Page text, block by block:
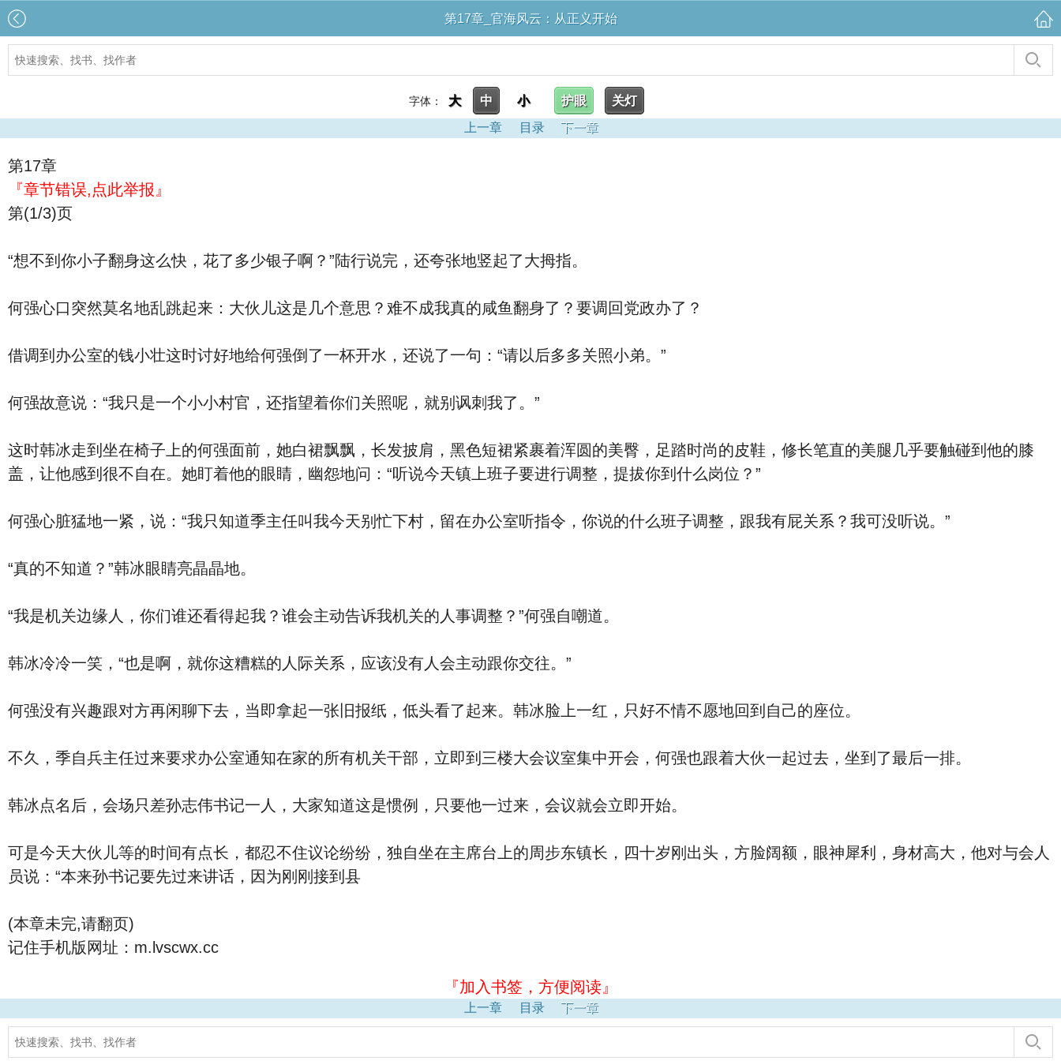
第17章_官海风云：从正义开始
字体： 大 中 小 护眼
关灯
上一章
目录 下一章
第17章
『章节错误,点此举报』
第(1/3)页
“想不到你小子翻身这么快，花了多少银子啊？”陆行说完，还夸张地竖起了大拇指。
何强心口突然莫名地乱跳起来：大伙儿这是几个意思？难不成我真的咸鱼翻身了？要调回党政办了？
借调到办公室的钱小壮这时讨好地给何强倒了一杯开水，还说了一句：“请以后多多关照小弟。”
何强故意说：“我只是一个小小村官，还指望着你们关照呢，就别讽刺我了。”
这时韩冰走到坐在椅子上的何强面前，她白裙飘飘，长发披肩，黑色短裙紧裹着浑圆的美臀，足踏时尚的皮鞋，修长笔直的美腿几乎要触碰到他的膝
盖，让他感到很不自在。她盯着他的眼睛，幽怨地问：“听说今天镇上班子要进行调整，提拔你到什么岗位？”
何强心脏猛地一紧，说：“我只知道季主任叫我今天别忙下村，留在办公室听指令，你说的什么班子调整，跟我有屁关系？我可没听说。”
“真的不知道？”韩冰眼睛亮晶晶地。
“我是机关边缘人，你们谁还看得起我？谁会主动告诉我机关的人事调整？”何强自嘲道。
韩冰冷冷一笑，“也是啊，就你这糟糕的人际关系，应该没有人会主动跟你交往。”
何强没有兴趣跟对方再闲聊下去，当即拿起一张旧报纸，低头看了起来。韩冰脸上一红，只好不情不愿地回到自己的座位。
不久，季自兵主任过来要求办公室通知在家的所有机关干部，立即到三楼大会议室集中开会，何强也跟着大伙一起过去，坐到了最后一排。
韩冰点名后，会场只差孙志伟书记一人，大家知道这是惯例，只要他一过来，会议就会立即开始。
可是今天大伙儿等的时间有点长，都忍不住议论纷纷，独自坐在主席台上的周步东镇长，四十岁刚出头，方脸阔额，眼神犀利，身材高大，他对与会人
员说：“本来孙书记要先过来讲话，因为刚刚接到县
(本章未完,请翻页)
记住手机版网址：m.lvscwx.cc
『加入书签，方便阅读』
上一章 目录 下一章